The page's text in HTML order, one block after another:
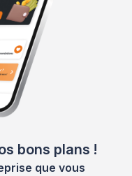
bons plans !
que vous